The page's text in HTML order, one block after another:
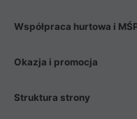
Współpraca hurtowa i
Okazja i promocja
Struktura strony